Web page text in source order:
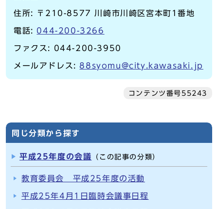
住所: 〒210-8577 川崎市川崎区宮本町1番地
電話: 044-200-3266
ファクス: 044-200-3950
メールアドレス:88syomu@city.kawasaki.jp
コンテンツ番号55243
同じ分類から探す
平成25年度の会議 （この記事の分類）
教育委員会 平成25年度の活動
平成25年4月1日臨時会議事日程